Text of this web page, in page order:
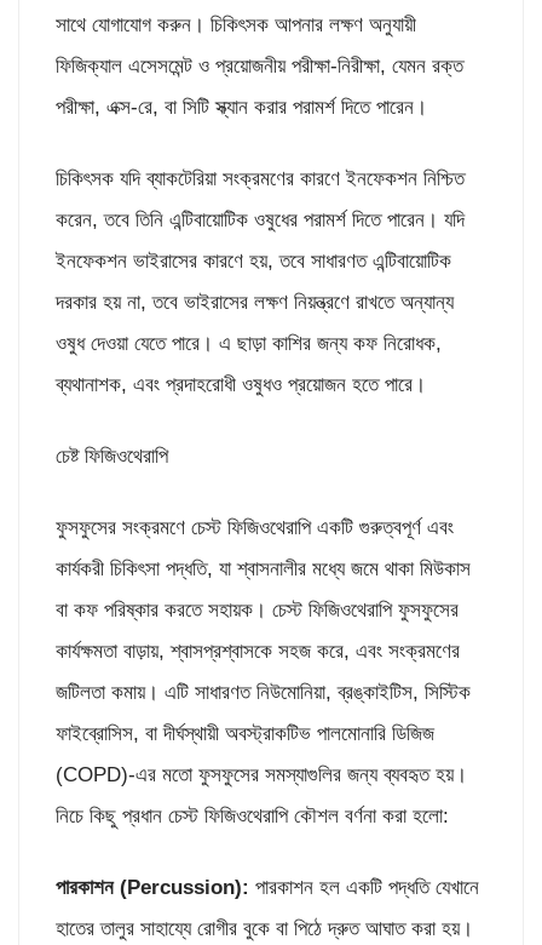
সাথে যোগাযোগ করুন। চিকিৎসক আপনার লক্ষণ অনুযায়ী
ফিজিক্যাল এসেসমেন্ট ও প্রয়োজনীয় পরীক্ষা-নিরীক্ষা, যেমন রক্ত
পরীক্ষা, এক্স-রে, বা সিটি স্ক্যান করার পরামর্শ দিতে পারেন।
চিকিৎসক যদি ব্যাকটেরিয়া সংক্রমণের কারণে ইনফেকশন নিশ্চিত
করেন, তবে তিনি এন্টিবায়োটিক ওষুধের পরামর্শ দিতে পারেন। যদি
ইনফেকশন ভাইরাসের কারণে হয়, তবে সাধারণত এন্টিবায়োটিক
দরকার হয় না, তবে ভাইরাসের লক্ষণ নিয়ন্ত্রণে রাখতে অন্যান্য
ওষুধ দেওয়া যেতে পারে। এ ছাড়া কাশির জন্য কফ নিরোধক,
ব্যথানাশক, এবং প্রদাহরোধী ওষুধও প্রয়োজন হতে পারে।
চেষ্ট ফিজিওথেরাপি
ফুসফুসের সংক্রমণে চেস্ট ফিজিওথেরাপি একটি গুরুত্বপূর্ণ এবং
কার্যকরী চিকিৎসা পদ্ধতি, যা শ্বাসনালীর মধ্যে জমে থাকা মিউকাস
বা কফ পরিষ্কার করতে সহায়ক। চেস্ট ফিজিওথেরাপি ফুসফুসের
কার্যক্ষমতা বাড়ায়, শ্বাসপ্রশ্বাসকে সহজ করে, এবং সংক্রমণের
জটিলতা কমায়। এটি সাধারণত নিউমোনিয়া, ব্রঙ্কাইটিস, সিস্টিক
ফাইব্রোসিস, বা দীর্ঘস্থায়ী অবস্ট্রাকটিভ পালমোনারি ডিজিজ
(COPD)-এর মতো ফুসফুসের সমস্যাগুলির জন্য ব্যবহৃত হয়।
নিচে কিছু প্রধান চেস্ট ফিজিওথেরাপি কৌশল বর্ণনা করা হলো:
পারকাশন (Percussion): পারকাশন হল একটি পদ্ধতি যেখানে
হাতের তালুর সাহায্যে রোগীর বুকে বা পিঠে দ্রুত আঘাত করা হয়।